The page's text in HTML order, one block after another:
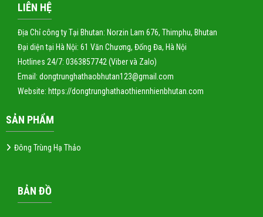
LIÊN HỆ
Địa Chỉ công ty Tại Bhutan: Norzin Lam 676, Thimphu, Bhutan
Đại diện tại Hà Nội: 61 Văn Chương, Đống Đa, Hà Nội
Hotlines 24/7: 0363857742 (Viber và Zalo)
Email: dongtrunghathaobhutan123@gmail.com
Website: https://dongtrunghathaothiennhienbhutan.com
SẢN PHẨM
Đông Trùng Hạ Thảo
BẢN ĐỒ